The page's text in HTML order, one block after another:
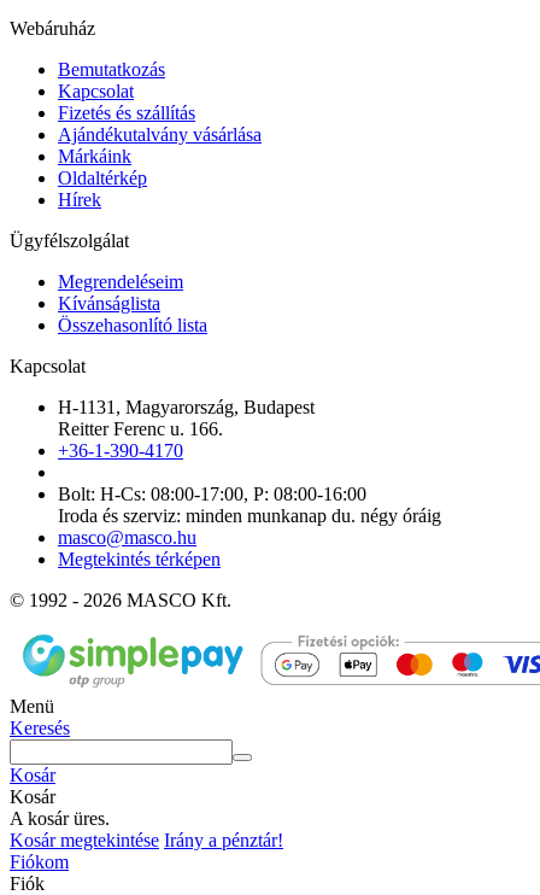
Webáruház
Bemutatkozás
Kapcsolat
Fizetés és szállítás
Ajándékutalvány vásárlása
Márkáink
Oldaltérkép
Hírek
Ügyfélszolgálat
Megrendeléseim
Kívánságlista
Összehasonlító lista
Kapcsolat
H-1131, Magyarország, Budapest
Reitter Ferenc u. 166.
+36-1-390-4170
Bolt: H-Cs: 08:00-17:00, P: 08:00-16:00
Iroda és szerviz: minden munkanap du. négy óráig
masco@masco.hu
Megtekintés térképen
© 1992 - 2026 MASCO Kft.
Menü
Keresés
Kosár
Kosár
A kosár üres.
Kosár megtekintése Irány a pénztár!
Fiókom
Fiók